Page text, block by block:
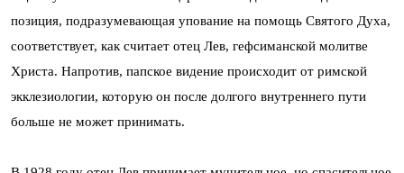
позиция, подразумевающая упование на помощь Святого Духа,
соответствует, как считает отец Лев, гефсиманской молитве
Христа. Напротив, папское видение происходит от римской
экклезиологии, которую он после долгого внутреннего пути
больше не может принимать.